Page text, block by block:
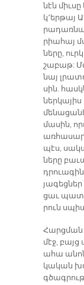
նէն
կ՚եր­թայ
րիա­հայ
նե­րը,
շա­բաթ:
նայ
սին.
մա­սին,
պէս,
նե­րը
ցաւ
րուն
Հարց­ման
մէջ, բայց
ա­հա
կա­կան